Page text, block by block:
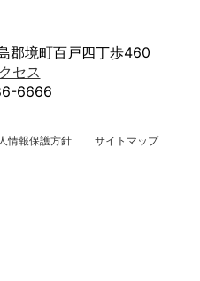
郡境町百戸四丁歩460
セス
6666
情報保護方針 サイトマップ